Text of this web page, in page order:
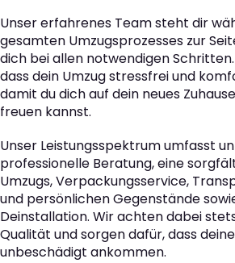
Unser erfahrenes Team steht dir
gesamten Umzugsprozesses zur
dich bei allen notwendigen
dass dein Umzug stressfrei und
damit du dich auf dein neues
freuen kannst.
Unser Leistungsspektrum umfasst
professionelle Beratung, eine
Umzugs, Verpackungsservice,
und persönlichen Gegenstände
Deinstallation. Wir achten dabei
Qualität und sorgen dafür, dass
unbeschädigt ankommen.